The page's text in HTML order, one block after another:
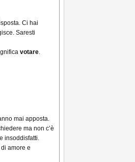
Ci hai
Saresti
votare.
mai apposta.
ma non c’è
insoddisfatti.
amore e